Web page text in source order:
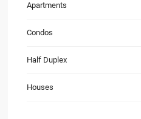
Apartments
Condos
Half Duplex
Houses